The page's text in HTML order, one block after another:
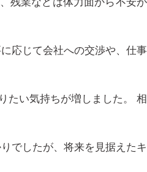
応じて会社への交渉や、仕事
たい気持ちが増しました。 相
でしたが、将来を見据えたキ